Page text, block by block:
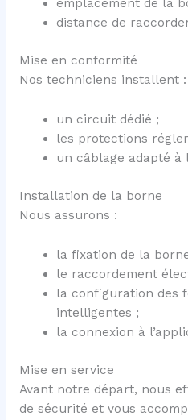
emplacement de la
distance de
Mise en conformité
Nos techniciens installent :
un circuit dédié ;
les protections
un câblage adapté à
Installation de la borne
Nous assurons :
la fixation de la
le raccordement
la configuration des
intelligentes ;
la connexion à
Mise en service
Avant notre départ, nous
de sécurité et vous